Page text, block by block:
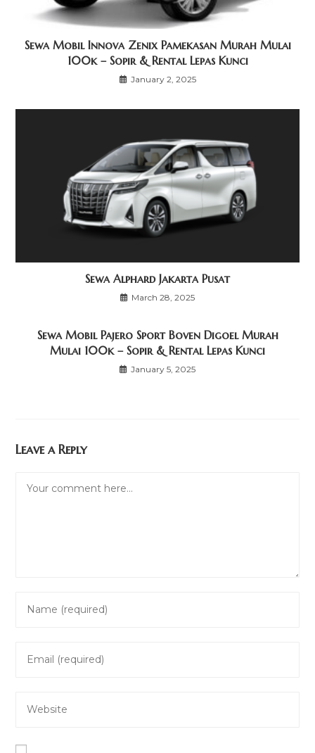
Sewa Mobil Innova Zenix Pamekasan Murah Mulai
100k – Sopir & Rental Lepas Kunci
January 2, 2025
Sewa Alphard Jakarta Pusat
March 28, 2025
Sewa Mobil Pajero Sport Boven Digoel Murah
Mulai 100k – Sopir & Rental Lepas Kunci
January 5, 2025
Leave a Reply
your
comment
your
address
your